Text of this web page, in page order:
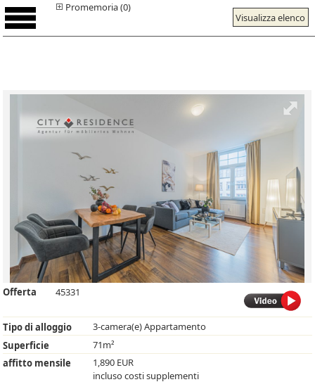
Visualizza elenco
Promemoria (0)
Offerta 45331
Tipo di alloggio
3-camera(e) Appartamento
Superficie
71m²
affitto mensile
1,890 EUR
incluso costi supplementi